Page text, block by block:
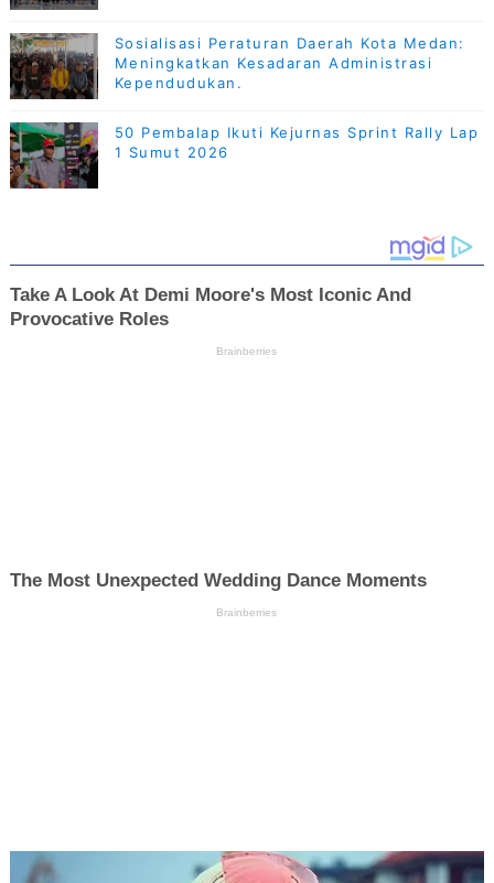
Sosialisasi Peraturan Daerah Kota Medan:
Meningkatkan Kesadaran Administrasi
Kependudukan.
50 Pembalap Ikuti Kejurnas Sprint Rally Lap
1 Sumut 2026